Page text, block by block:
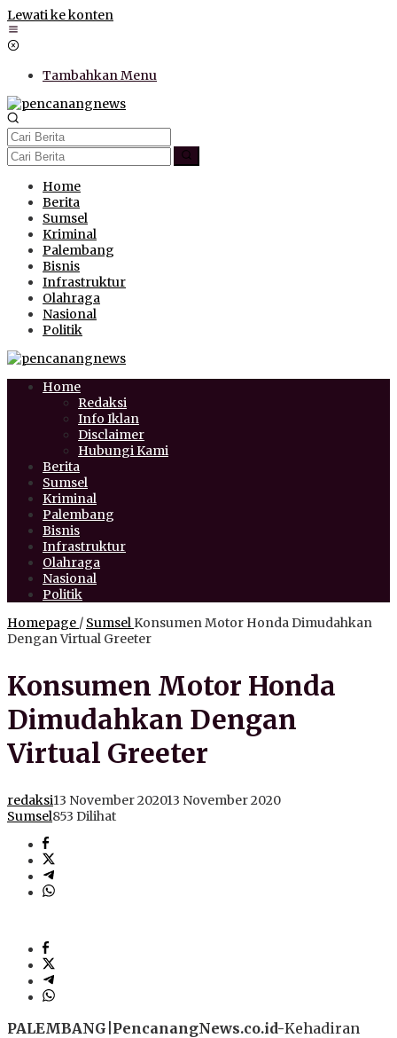
Lewati ke konten
Tambahkan Menu
Home
Berita
Sumsel
Kriminal
Palembang
Bisnis
Infrastruktur
Olahraga
Nasional
Politik
Home
Redaksi
Info Iklan
Disclaimer
Hubungi Kami
Berita
Sumsel
Kriminal
Palembang
Bisnis
Infrastruktur
Olahraga
Nasional
Politik
Homepage / SumselKonsumen Motor Honda Dimudahkan
Dengan Virtual Greeter
Konsumen Motor Honda
Dimudahkan Dengan
Virtual Greeter
redaksi13 November 202013 November 2020
Sumsel853 Dilihat
PALEMBANG|PencanangNews.co.id-Kehadiran